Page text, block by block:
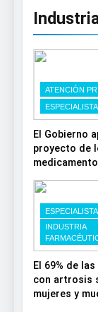
ATENCIÓN
El Gobierno
proyecto de
autonomía
SNS
INDUSTRIA
El 69% de
con artrosis
mujeres y